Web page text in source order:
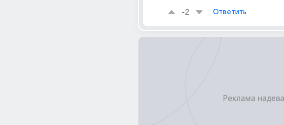
-2 Ответить